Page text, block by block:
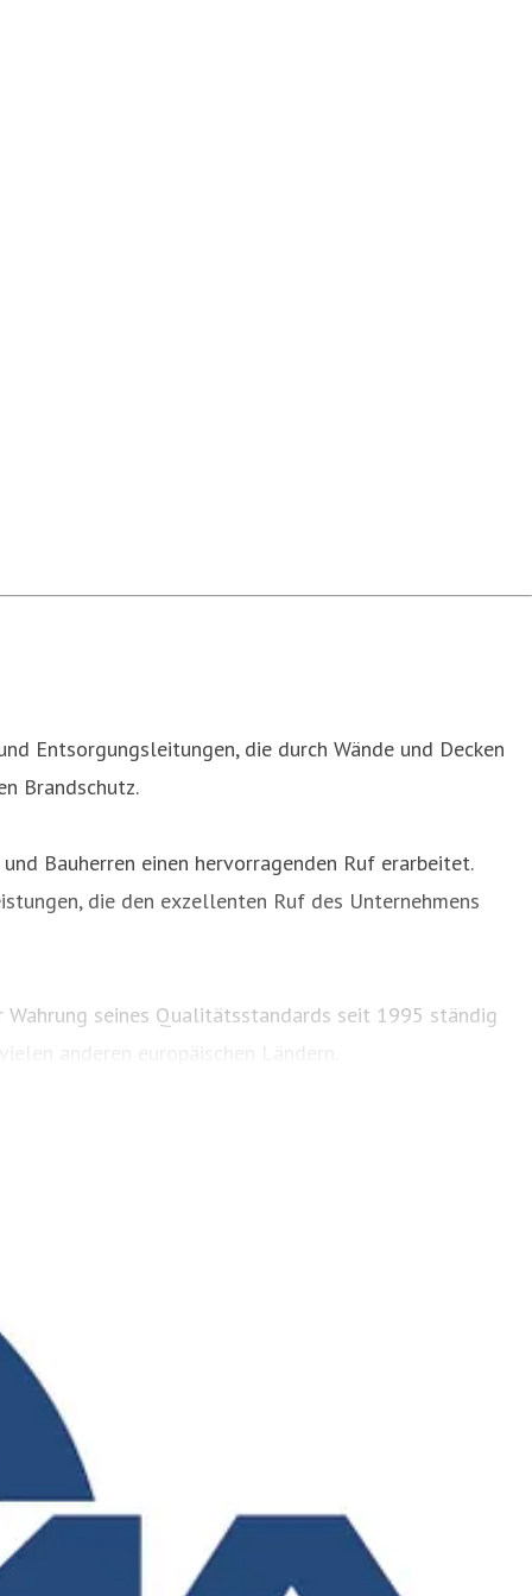
Entsorgungsleitungen, die durch Wände und Decken
Brandschutz.
Bauherren einen hervorragenden Ruf erarbeitet.
die den exzellenten Ruf des Unternehmens
seines Qualitätsstandards seit 1995 ständig
anderen europäischen Ländern.